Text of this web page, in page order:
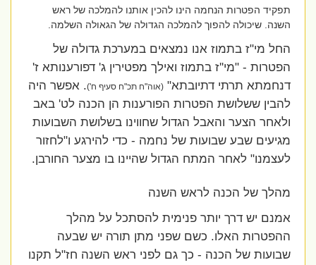
תפקיד הפטרות הנחמה הינו להכין אותנו להמלכה של ראש
השנה. שיכולה להפוך להמלכה הגדולה של הגאולה השלמה.
החל מי"ז בתמוז אנו נמצאים במערכת גדולה של
הפטרות - "מי''ז בתמוז ואילך מפטירין ג' דפורענותא ז'
דנחמתא תרתי דתיובתא"(אוה"ח תכ"ח סעיף ח') . אפשר היה
להבין ששלושת הפטרות הפורענות הן הכנה לט' באב
ולאחר הצער והאבל הגדול שחווינו בשלושת השבועות
מגיעים שבע שבועות של נחמה - כדי להירגע ו"לחזור
לעצמנו" לאחר המתח הגדול שהיינו בו מצער החורבן.
מהלך של הכנה לראש השנה
אמנם יש דרך יותר פנימית להסתכל על מהלך
ההפטרות האלו. כשם שפני מתן תורה יש שבעה
שבועות של הכנה - כך גם לפני ראש השנה חז"ל תקנו